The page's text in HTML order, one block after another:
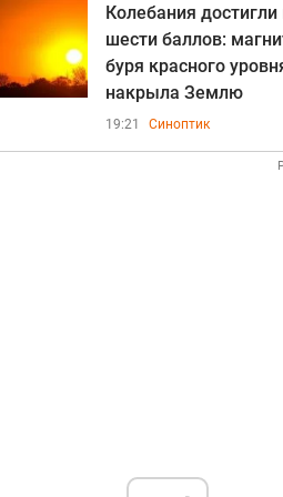
Колебания достигли
шести баллов:
буря красного
накрыла Землю
19:21 Синоптик